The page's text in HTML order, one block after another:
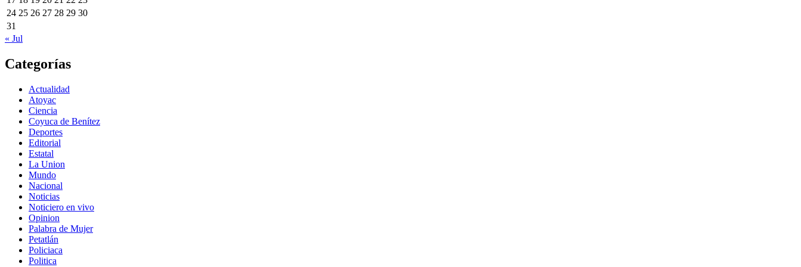
24 25 26 27 28 29 30
31
« Jul
Categorías
Actualidad
Atoyac
Ciencia
Coyuca de Benítez
Deportes
Editorial
Estatal
La Union
Mundo
Nacional
Noticias
Noticiero en vivo
Opinion
Palabra de Mujer
Petatlán
Policiaca
Politica